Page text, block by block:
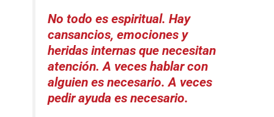
No todo es espiritual. Hay
cansancios, emociones y
heridas internas que necesitan
atención. A veces hablar con
alguien es necesario. A veces
pedir ayuda es necesario.